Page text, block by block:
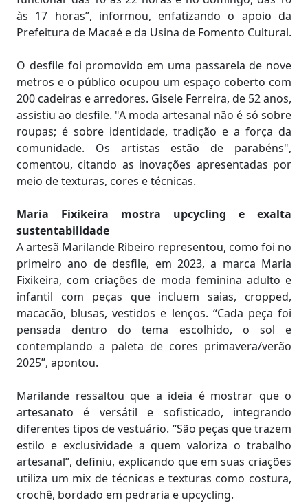
às 17 horas”, informou, enfatizando o apoio da
Prefeitura de Macaé e da Usina de Fomento Cultural.
O desfile foi promovido em uma passarela de nove
metros e o público ocupou um espaço coberto com
200 cadeiras e arredores. Gisele Ferreira, de 52 anos,
assistiu ao desfile. "A moda artesanal não é só sobre
roupas; é sobre identidade, tradição e a força da
comunidade. Os artistas estão de parabéns",
comentou, citando as inovações apresentadas por
meio de texturas, cores e técnicas.
Maria Fixikeira mostra upcycling e exalta
sustentabilidade
A artesã Marilande Ribeiro representou, como foi no
primeiro ano de desfile, em 2023, a marca Maria
Fixikeira, com criações de moda feminina adulto e
infantil com peças que incluem saias, cropped,
macacão, blusas, vestidos e lenços. “Cada peça foi
pensada dentro do tema escolhido, o sol e
contemplando a paleta de cores primavera/verão
2025”, apontou.
Marilande ressaltou que a ideia é mostrar que o
artesanato é versátil e sofisticado, integrando
diferentes tipos de vestuário. “São peças que trazem
estilo e exclusividade a quem valoriza o trabalho
artesanal”, definiu, explicando que em suas criações
utiliza um mix de técnicas e texturas como costura,
crochê, bordado em pedraria e upcycling.